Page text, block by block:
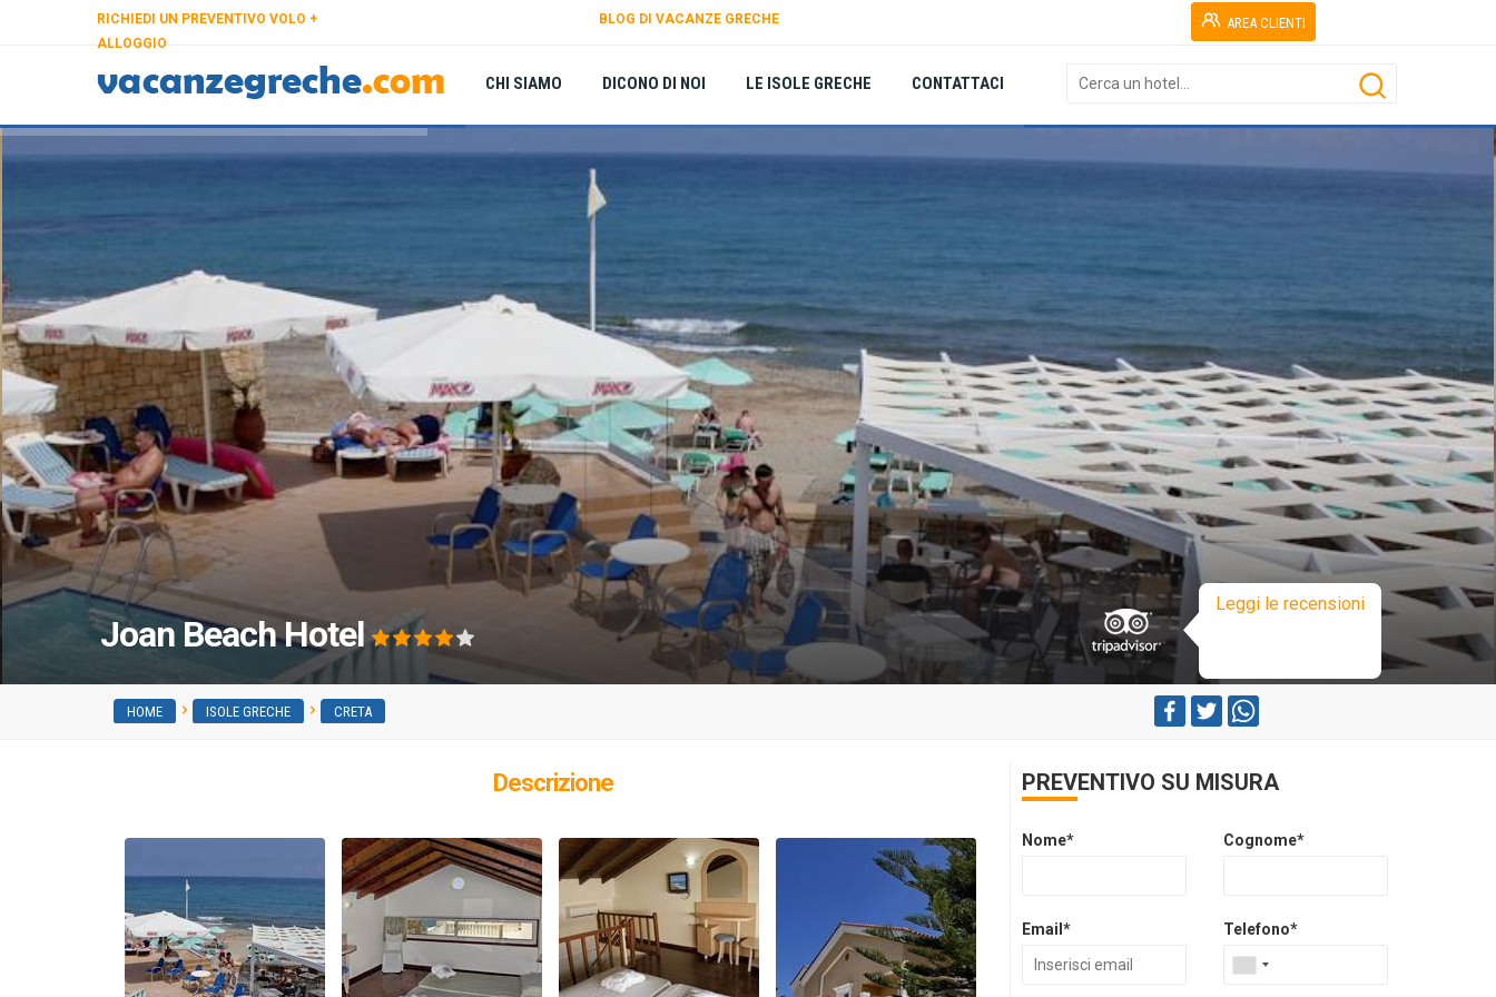
AREA CLIENTI
RICHIEDI UN PREVENTIVO VOLO +
ALLOGGIO
BLOG DI VACANZE GRECHE
CHI SIAMO DICONO DI NOI LE ISOLE GRECHE CONTATTACI
Leggi le recensioni
Joan Beach Hotel
HOME ISOLE GRECHE CRETA
Descrizione PREVENTIVO SU MISURA
Nome* Cognome*
Email* Telefono*